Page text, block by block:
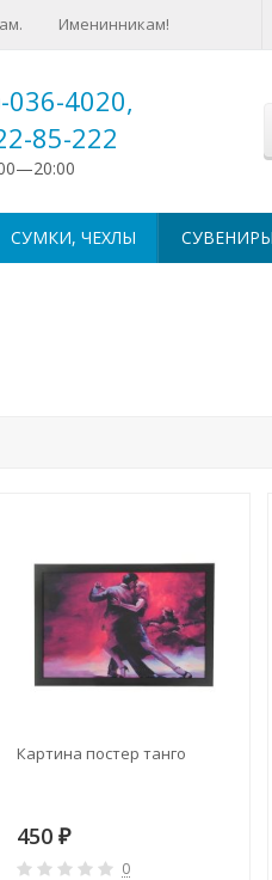
Именинникам!
036-4020,
85-222
СУМКИ, ЧЕХЛЫ
Картина постер танго
450 ₽
0